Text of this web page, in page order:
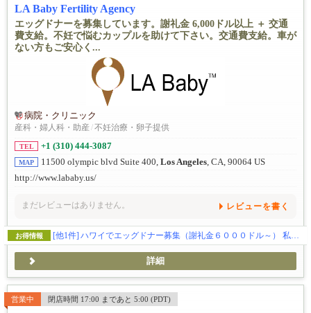
LA Baby Fertility Agency
エッグドナーを募集しています。謝礼金 6,000ドル以上 ＋ 交通
費支給。不妊で悩むカップルを助けて下さい。交通費支給。車が
ない方もご安心く...
病院・クリニック
産科・婦人科・助産/不妊治療・卵子提供
TEL +1 (310) 444-3087
MAP 11500 olympic blvd Suite 400, Los Angeles, CA, 90064 US
http://www.lababy.us/
まだレビューはありません。 レビューを書く
お得情報 [他1件] ハワイでエッグドナー募集（謝礼金６０００ドル～） 私たちだから出来る事があります。
詳細
営業中 閉店時間 17:00 まであと 5:00 (PDT)